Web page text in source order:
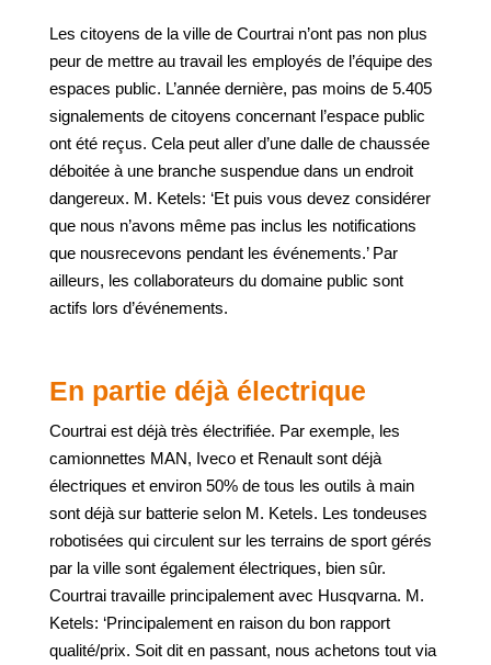
Les citoyens de la ville de Courtrai n’ont pas non plus
peur de mettre au travail les employés de l’équipe des
espaces public. L’année dernière, pas moins de 5.405
signalements de citoyens concernant l’espace public
ont été reçus. Cela peut aller d’une dalle de chaussée
déboitée à une branche suspendue dans un endroit
dangereux. M. Ketels: ‘Et puis vous devez considérer
que nous n’avons même pas inclus les notifications
que nousrecevons pendant les événements.’ Par
ailleurs, les collaborateurs du domaine public sont
actifs lors d’événements.
En partie déjà électrique
Courtrai est déjà très électrifiée. Par exemple, les
camionnettes MAN, Iveco et Renault sont déjà
électriques et environ 50% de tous les outils à main
sont déjà sur batterie selon M. Ketels. Les tondeuses
robotisées qui circulent sur les terrains de sport gérés
par la ville sont également électriques, bien sûr.
Courtrai travaille principalement avec Husqvarna. M.
Ketels: ‘Principalement en raison du bon rapport
qualité/prix. Soit dit en passant, nous achetons tout via